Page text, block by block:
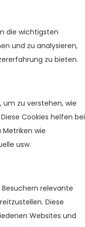
die wichtigsten
und zu analysieren,
zu bieten.
um zu verstehen, wie
Cookies helfen bei
wie
usw.
relevante
Diese
Websites und